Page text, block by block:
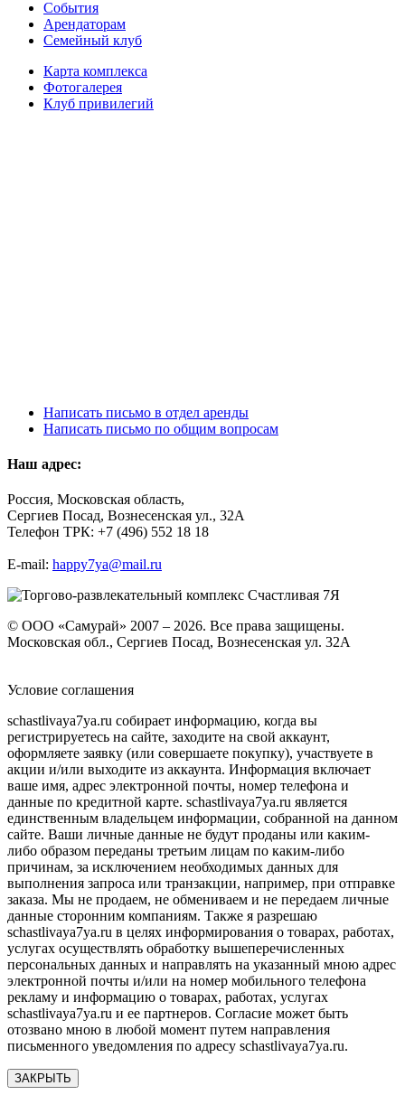
События
Арендаторам
Семейный клуб
Карта комплекса
Фотогалерея
Клуб привилегий
Написать письмо в отдел аренды
Написать письмо по общим вопросам
Наш адрес:
Россия, Московская область,
Сергиев Посад, Вознесенская ул., 32А
Телефон ТРК: +7 (496) 552 18 18
E-mail: happy7ya@mail.ru
© ООО «Самурай» 2007 – 2026. Все права защищены.
Московская обл., Сергиев Посад, Вознесенская ул. 32А
Условие соглашения
schastlivaya7ya.ru собирает информацию, когда вы
регистрируетесь на сайте, заходите на свой аккаунт,
оформляете заявку (или совершаете покупку), участвуете в
акции и/или выходите из аккаунта. Информация включает
ваше имя, адрес электронной почты, номер телефона и
данные по кредитной карте. schastlivaya7ya.ru является
единственным владельцем информации, собранной на данном
сайте. Ваши личные данные не будут проданы или каким-
либо образом переданы третьим лицам по каким-либо
причинам, за исключением необходимых данных для
выполнения запроса или транзакции, например, при отправке
заказа. Мы не продаем, не обмениваем и не передаем личные
данные сторонним компаниям. Также я разрешаю
schastlivaya7ya.ru в целях информирования о товарах, работах,
услугах осуществлять обработку вышеперечисленных
персональных данных и направлять на указанный мною адрес
электронной почты и/или на номер мобильного телефона
рекламу и информацию о товарах, работах, услугах
schastlivaya7ya.ru и ее партнеров. Согласие может быть
отозвано мною в любой момент путем направления
письменного уведомления по адресу schastlivaya7ya.ru.
ЗАКРЫТЬ